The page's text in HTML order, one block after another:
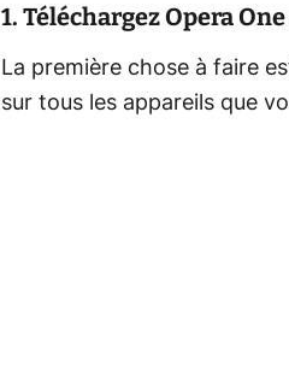
1. Téléchargez Opera
La première chose à faire
sur tous les appareils que